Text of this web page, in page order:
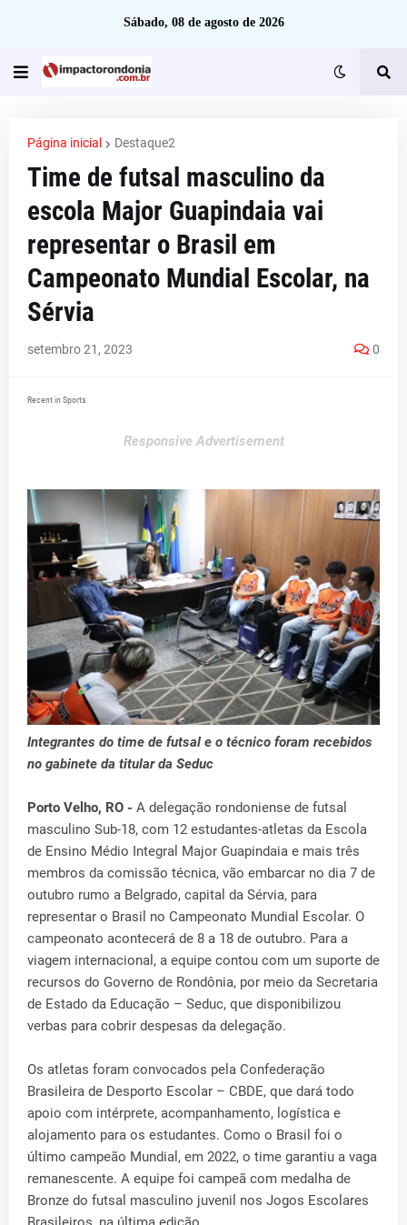
Sábado, 08 de agosto de 2026
Página inicial Destaque2
Time de futsal masculino da
escola Major Guapindaia vai
representar o Brasil em
Campeonato Mundial Escolar, na
Sérvia
setembro 21, 2023 0
Recent in Sports
Responsive Advertisement
Integrantes do time de futsal e o técnico foram recebidos
no gabinete da titular da Seduc
Porto Velho, RO - A delegação rondoniense de futsal
masculino Sub-18, com 12 estudantes-atletas da Escola
de Ensino Médio Integral Major Guapindaia e mais três
membros da comissão técnica, vão embarcar no dia 7 de
outubro rumo a Belgrado, capital da Sérvia, para
representar o Brasil no Campeonato Mundial Escolar. O
campeonato acontecerá de 8 a 18 de outubro. Para a
viagem internacional, a equipe contou com um suporte de
recursos do Governo de Rondônia, por meio da Secretaria
de Estado da Educação – Seduc, que disponibilizou
verbas para cobrir despesas da delegação.
Os atletas foram convocados pela Confederação
Brasileira de Desporto Escolar – CBDE, que dará todo
apoio com intérprete, acompanhamento, logística e
alojamento para os estudantes. Como o Brasil foi o
último campeão Mundial, em 2022, o time garantiu a vaga
remanescente. A equipe foi campeã com medalha de
Bronze do futsal masculino juvenil nos Jogos Escolares